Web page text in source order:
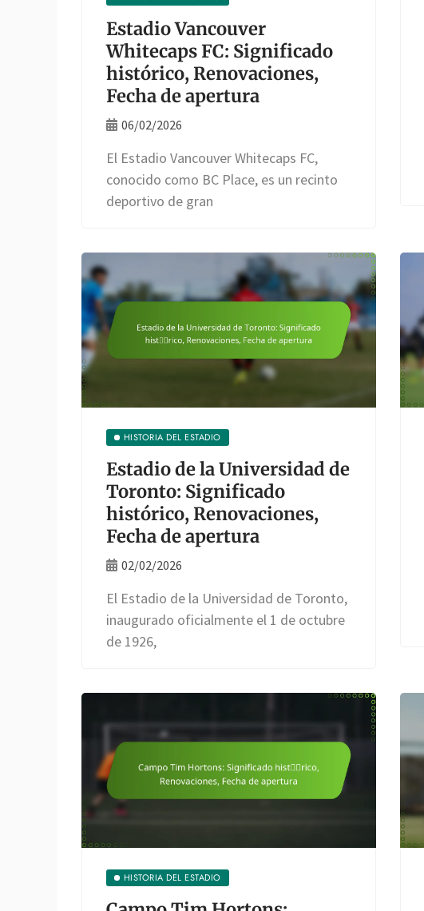
Estadio Vancouver
Whitecaps FC: Significado
histórico, Renovaciones,
Fecha de apertura
06/02/2026
El Estadio Vancouver Whitecaps FC,
conocido como BC Place, es un recinto
deportivo de gran
HISTORIA DEL ESTADIO
Estadio de la Universidad de
Toronto: Significado
histórico, Renovaciones,
Fecha de apertura
02/02/2026
El Estadio de la Universidad de Toronto,
inaugurado oficialmente el 1 de octubre
de 1926,
HISTORIA DEL ESTADIO